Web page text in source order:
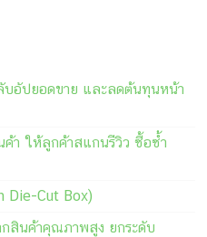
บอัปยอดขาย และลดต้นทุนหน้า
า ให้ลูกค้าสแกนรีวิว ซื้อซ้ำ
Die-Cut Box)
สินค้าคุณภาพสูง ยกระดับ